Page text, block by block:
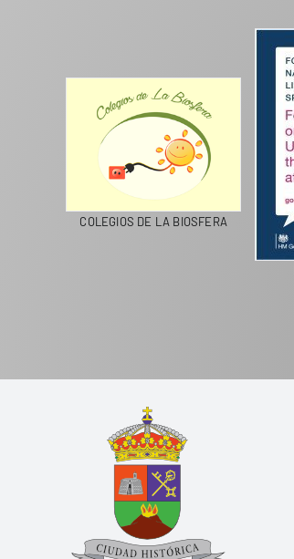
COLEGIOS DE LA BIOSFERA